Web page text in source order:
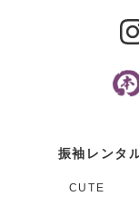
振袖レンタ
CUTE